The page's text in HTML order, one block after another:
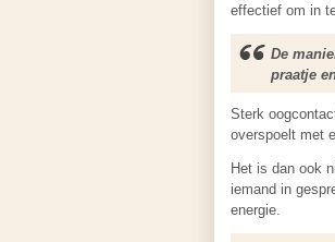
effectief om in
De
praatje
Sterk
overspoelt met
Het is dan ook
iemand in
energie.